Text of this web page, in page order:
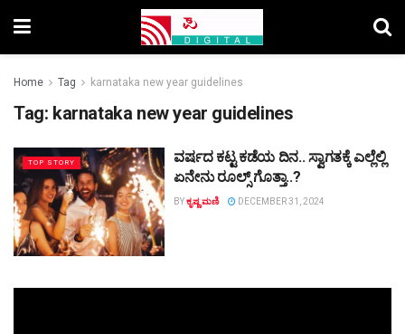
Home Tag karnataka new year guidelines
Tag: karnataka new year guidelines
TOP STORY
ವರ್ಷದ ಕಟ್ಟ ಕಡೆಯ ದಿನ.. ಸ್ವಾಗತಕ್ಕೆ ಎಲ್ಲೆಲ್ಲಿ
ಏನೇನು ರೂಲ್ಸ್‌ ಗೊತ್ತಾ..?
BYಕೃಷ್ಣ ಮಣಿ DECEMBER 31, 2024